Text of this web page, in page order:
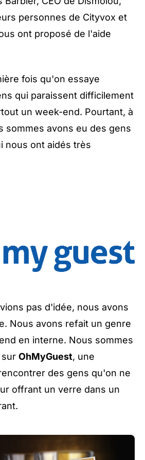
personnes de Cityvox et
ont proposé de l'aide
fois qu'on essaye
qui paraissent difficilement
un week-end. Pourtant, à
sommes avons eu des gens
nous ont aidés très
pas d'idée, nous avons
Nous avons refait un genre
en interne. Nous sommes
OhMyGuest, une
des gens qu'on ne
offrant un verre dans un